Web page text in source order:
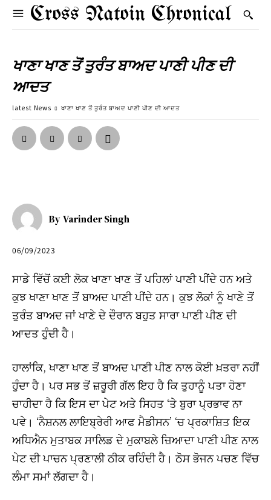
Cross Natoin Chronical
ਖਾਣਾ ਖਾਣ ਤੋਂ ਤੁਰੰਤ ਬਾਅਦ ਪਾਣੀ ਪੀਣ ਦੀ
ਆਦਤ
latest News ਖਾਣਾ ਖਾਣ ਤੋਂ ਤੁਰੰਤ ਬਾਅਦ ਪਾਣੀ ਪੀਣ ਦੀ ਆਦਤ
By Varinder Singh
06/09/2023
ਸਾਡੇ ਵਿੱਚੋਂ ਕਈ ਲੋਕ ਖਾਣਾ ਖਾਣ ਤੋਂ ਪਹਿਲਾਂ ਪਾਣੀ ਪੀਂਦੇ ਹਨ ਅਤੇ
ਕੁਝ ਖਾਣਾ ਖਾਣ ਤੋਂ ਬਾਅਦ ਪਾਣੀ ਪੀਂਦੇ ਹਨ। ਕੁਝ ਲੋਕਾਂ ਨੂੰ ਖਾਣੇ ਤੋਂ
ਤੁਰੰਤ ਬਾਅਦ ਜਾਂ ਖਾਣੇ ਦੇ ਦੌਰਾਨ ਬਹੁਤ ਸਾਰਾ ਪਾਣੀ ਪੀਣ ਦੀ
ਆਦਤ ਹੁੰਦੀ ਹੈ।
ਹਾਲਾਂਕਿ, ਖਾਣਾ ਖਾਣ ਤੋਂ ਬਾਅਦ ਪਾਣੀ ਪੀਣ ਨਾਲ ਕੋਈ ਖ਼ਤਰਾ ਨਹੀਂ
ਹੁੰਦਾ ਹੈ। ਪਰ ਸਭ ਤੋਂ ਜ਼ਰੂਰੀ ਗੱਲ ਇਹ ਹੈ ਕਿ ਤੁਹਾਨੂੰ ਪਤਾ ਹੋਣਾ
ਚਾਹੀਦਾ ਹੈ ਕਿ ਇਸ ਦਾ ਪੇਟ ਅਤੇ ਸਿਹਤ ‘ਤੇ ਬੁਰਾ ਪ੍ਰਭਾਵ ਨਾ
ਪਵੇ। ‘ਨੈਸ਼ਨਲ ਲਾਇਬ੍ਰੇਰੀ ਆਫ ਮੈਡੀਸਨ’ ‘ਚ ਪ੍ਰਕਾਸ਼ਿਤ ਇਕ
ਅਧਿਐਨ ਮੁਤਾਬਕ ਸਾਲਿਡ ਦੇ ਮੁਕਾਬਲੇ ਜ਼ਿਆਦਾ ਪਾਣੀ ਪੀਣ ਨਾਲ
ਪੇਟ ਦੀ ਪਾਚਨ ਪ੍ਰਣਾਲੀ ਠੀਕ ਰਹਿੰਦੀ ਹੈ। ਠੋਸ ਭੋਜਨ ਪਚਣ ਵਿੱਚ
ਲੰਮਾ ਸਮਾਂ ਲੱਗਦਾ ਹੈ।